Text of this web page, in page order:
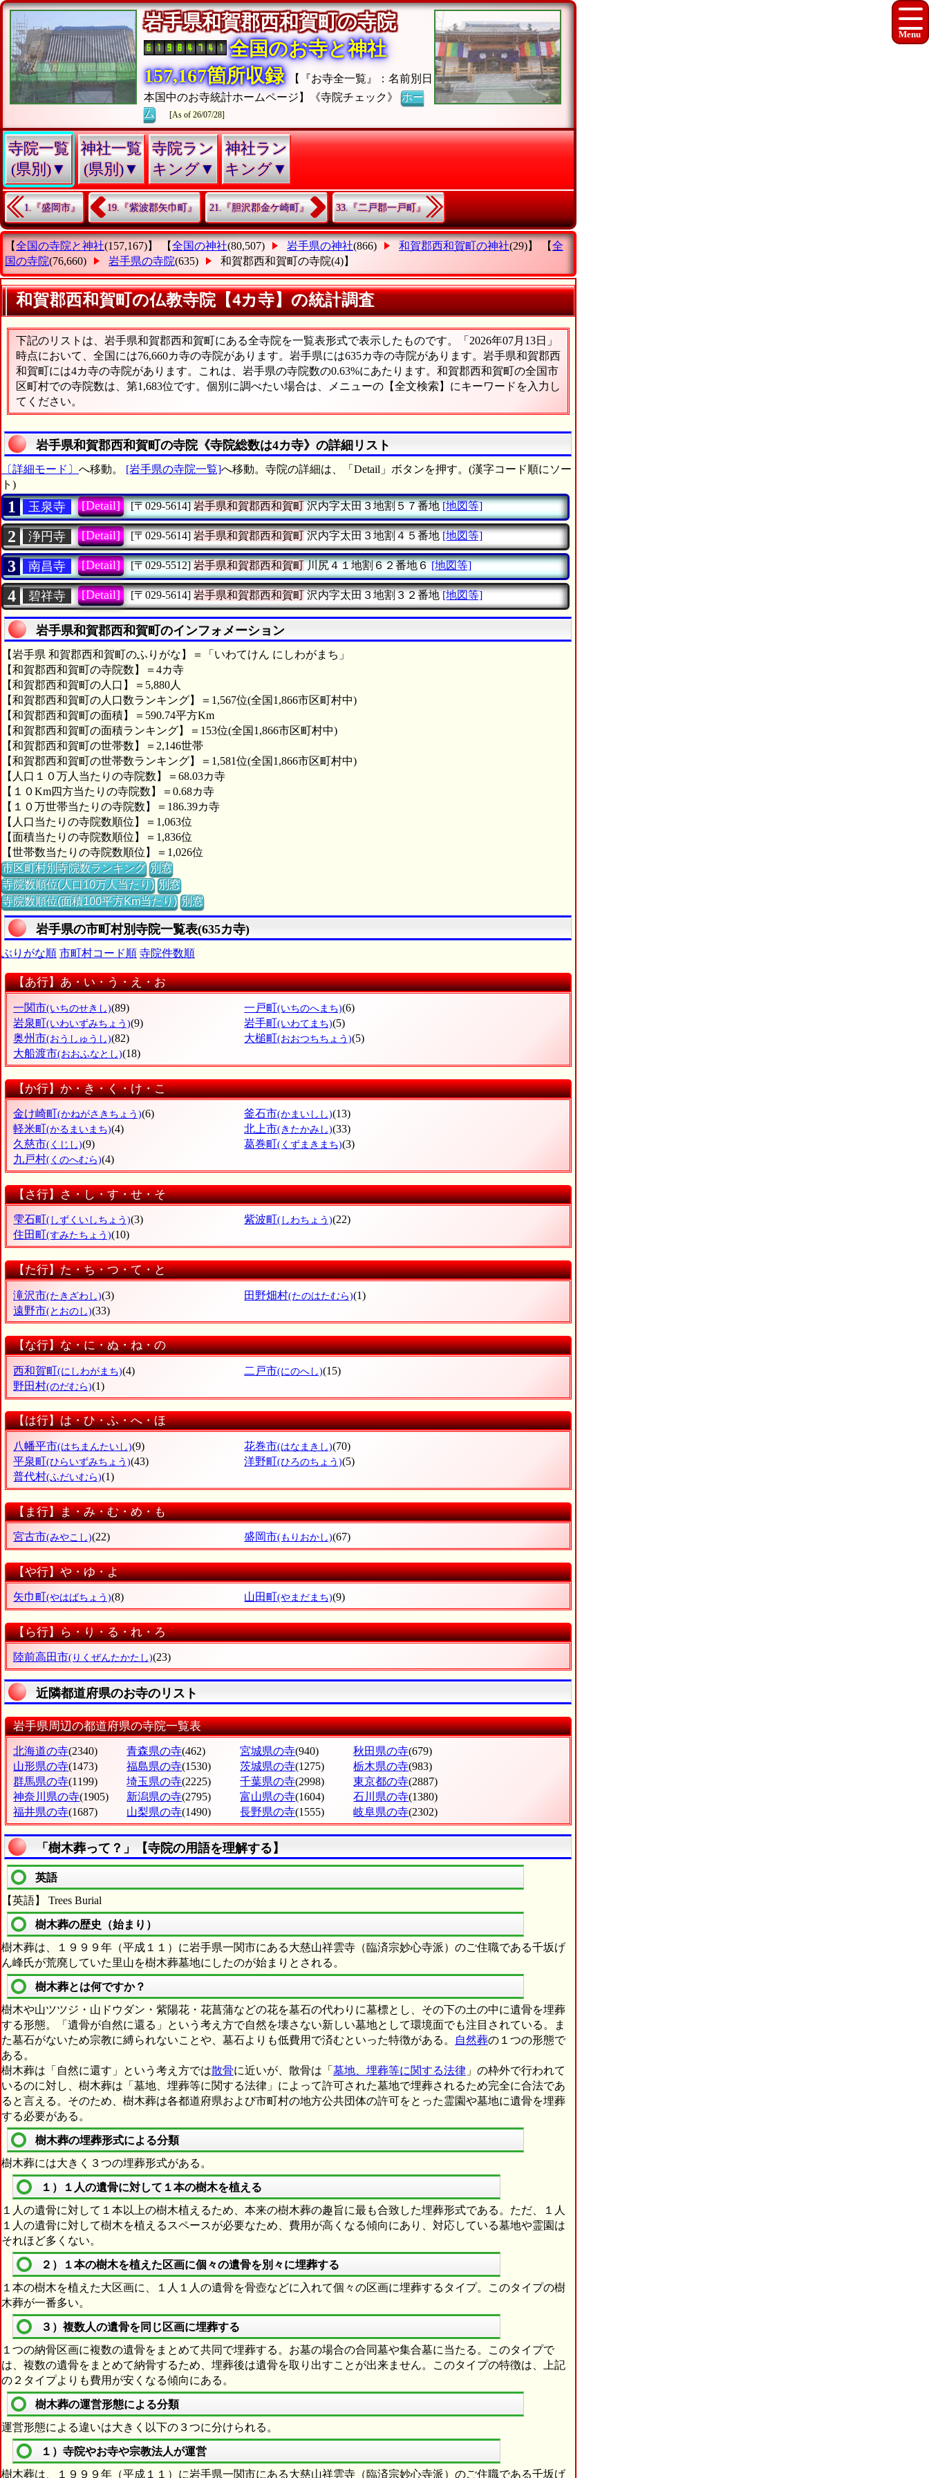
岩手県和賀郡西和賀町の寺院
全国のお寺と神社
157,167箇所収録
【『お寺全一覧』：名前別日
本国中のお寺統計ホームページ】《寺院チェック》ホー
ム
[As of 26/07/28]
寺院一覧
(県別)▼
神社一覧
(県別)▼
寺院ラン
キング▼
神社ラン
キング▼
1.『盛岡市』 19.『紫波郡矢巾町』 21.『胆沢郡金ケ崎町』 33.『二戸郡一戸町』
【全国の寺院と神社(157,167)】 【全国の神社(80,507) 岩手県の神社(866) 和賀郡西和賀町の神社(29)】 【全
国の寺院(76,660) 岩手県の寺院(635) 和賀郡西和賀町の寺院(4)】
和賀郡西和賀町の仏教寺院【4カ寺】の統計調査
下記のリストは、岩手県和賀郡西和賀町にある全寺院を一覧表形式で表示したものです。「2026年07月13日」
時点において、全国には76,660カ寺の寺院があります。岩手県には635カ寺の寺院があります。岩手県和賀郡西
和賀町には4カ寺の寺院があります。これは、岩手県の寺院数の0.63%にあたります。和賀郡西和賀町の全国市
区町村での寺院数は、第1,683位です。個別に調べたい場合は、メニューの【全文検索】にキーワードを入力し
てください。
岩手県和賀郡西和賀町の寺院《寺院総数は4カ寺》の詳細リスト
〔詳細モード〕 へ移動。 [岩手県の寺院一覧]へ移動。寺院の詳細は、「Detail」ボタンを押す。(漢字コード順にソー
ト)
1 玉泉寺 [Detail] [〒029-5614] 岩手県和賀郡西和賀町沢内字太田３地割５７番地 [地図等]
2 浄円寺 [Detail] [〒029-5614] 岩手県和賀郡西和賀町沢内字太田３地割４５番地 [地図等]
3 南昌寺 [Detail] [〒029-5512] 岩手県和賀郡西和賀町川尻４１地割６２番地６ [地図等]
4 碧祥寺 [Detail] [〒029-5614] 岩手県和賀郡西和賀町沢内字太田３地割３２番地 [地図等]
岩手県和賀郡西和賀町のインフォメーション
【岩手県 和賀郡西和賀町のふりがな】＝「いわてけん にしわがまち」
【和賀郡西和賀町の寺院数】＝4カ寺
【和賀郡西和賀町の人口】＝5,880人
【和賀郡西和賀町の人口数ランキング】＝1,567位(全国1,866市区町村中)
【和賀郡西和賀町の面積】＝590.74平方Km
【和賀郡西和賀町の面積ランキング】＝153位(全国1,866市区町村中)
【和賀郡西和賀町の世帯数】＝2,146世帯
【和賀郡西和賀町の世帯数ランキング】＝1,581位(全国1,866市区町村中)
【人口１０万人当たりの寺院数】＝68.03カ寺
【１０Km四方当たりの寺院数】＝0.68カ寺
【１０万世帯当たりの寺院数】＝186.39カ寺
【人口当たりの寺院数順位】＝1,063位
【面積当たりの寺院数順位】＝1,836位
【世帯数当たりの寺院数順位】＝1,026位
市区町村別寺院数ランキング 別窓
寺院数順位(人口10万人当たり) 別窓
寺院数順位(面積100平方Km当たり) 別窓
岩手県の市町村別寺院一覧表(635カ寺)
ぶりがな順 市町村コード順 寺院件数順
【あ行】あ・い・う・え・お
一関市(いちのせきし)(89) 一戸町(いちのへまち)(6)
岩泉町(いわいずみちょう)(9) 岩手町(いわてまち)(5)
奥州市(おうしゅうし)(82) 大槌町(おおつちちょう)(5)
大船渡市(おおふなとし)(18)
【か行】か・き・く・け・こ
金け崎町(かねがさきちょう)(6) 釜石市(かまいしし)(13)
軽米町(かるまいまち)(4) 北上市(きたかみし)(33)
久慈市(くじし)(9) 葛巻町(くずまきまち)(3)
九戸村(くのへむら)(4)
【さ行】さ・し・す・せ・そ
雫石町(しずくいしちょう)(3) 紫波町(しわちょう)(22)
住田町(すみたちょう)(10)
【た行】た・ち・つ・て・と
滝沢市(たきざわし)(3) 田野畑村(たのはたむら)(1)
遠野市(とおのし)(33)
【な行】な・に・ぬ・ね・の
西和賀町(にしわがまち)(4) 二戸市(にのへし)(15)
野田村(のだむら)(1)
【は行】は・ひ・ふ・へ・ほ
八幡平市(はちまんたいし)(9) 花巻市(はなまきし)(70)
平泉町(ひらいずみちょう)(43) 洋野町(ひろのちょう)(5)
普代村(ふだいむら)(1)
【ま行】ま・み・む・め・も
宮古市(みやこし)(22) 盛岡市(もりおかし)(67)
【や行】や・ゆ・よ
矢巾町(やはばちょう)(8) 山田町(やまだまち)(9)
【ら行】ら・り・る・れ・ろ
陸前高田市(りくぜんたかたし)(23)
近隣都道府県のお寺のリスト
岩手県周辺の都道府県の寺院一覧表
北海道の寺(2340) 青森県の寺(462) 宮城県の寺(940) 秋田県の寺(679)
山形県の寺(1473) 福島県の寺(1530) 茨城県の寺(1275) 栃木県の寺(983)
群馬県の寺(1199) 埼玉県の寺(2225) 千葉県の寺(2998) 東京都の寺(2887)
神奈川県の寺(1905) 新潟県の寺(2795) 富山県の寺(1604) 石川県の寺(1380)
福井県の寺(1687) 山梨県の寺(1490) 長野県の寺(1555) 岐阜県の寺(2302)
「樹木葬って？」【寺院の用語を理解する】
英語
【英語】 Trees Burial
樹木葬の歴史（始まり）
樹木葬は、１９９９年（平成１１）に岩手県一関市にある大慈山祥雲寺（臨済宗妙心寺派）のご住職である千坂げ
ん峰氏が荒廃していた里山を樹木葬墓地にしたのが始まりとされる。
樹木葬とは何ですか？
樹木や山ツツジ・山ドウダン・紫陽花・花菖蒲などの花を墓石の代わりに墓標とし、その下の土の中に遺骨を埋葬
する形態。「遺骨が自然に還る」という考え方で自然を壊さない新しい墓地として環境面でも注目されている。ま
た墓石がないため宗教に縛られないことや、墓石よりも低費用で済むといった特徴がある。
自然葬の１つの形態で
ある。
樹木葬は「自然に還す」という考え方では散骨に近いが、散骨は「 墓地、埋葬等に関する法律 」の枠外で行われて
いるのに対し、樹木葬は「墓地、埋葬等に関する法律」によって許可された墓地で埋葬されるため完全に合法であ
ると言える。そのため、樹木葬は各都道府県および市町村の地方公共団体の許可をとった霊園や墓地に遺骨を埋葬
する必要がある。
樹木葬の埋葬形式による分類
樹木葬には大きく３つの埋葬形式がある。
１）１人の遺骨に対して１本の樹木を植える
１人の遺骨に対して１本以上の樹木植えるため、本来の樹木葬の趣旨に最も合致した埋葬形式である。ただ、１人
１人の遺骨に対して樹木を植えるスペースが必要なため、費用が高くなる傾向にあり、対応している墓地や霊園は
それほど多くない。
２）１本の樹木を植えた区画に個々の遺骨を別々に埋葬する
１本の樹木を植えた大区画に、１人１人の遺骨を骨壺などに入れて個々の区画に埋葬するタイプ。このタイプの樹
木葬が一番多い。
３）複数人の遺骨を同じ区画に埋葬する
１つの納骨区画に複数の遺骨をまとめて共同で埋葬する。お墓の場合の合同墓や集合墓に当たる。このタイプで
は、複数の遺骨をまとめて納骨するため、埋葬後は遺骨を取り出すことが出来ません。このタイプの特徴は、上記
の２タイプよりも費用が安くなる傾向にある。
樹木葬の運営形態による分類
運営形態による違いは大きく以下の３つに分けられる。
１）寺院やお寺や宗教法人が運営
樹木葬は、１９９９年（平成１１）に岩手県一関市にある大慈山祥雲寺（臨済宗妙心寺派）のご住職である千坂げ